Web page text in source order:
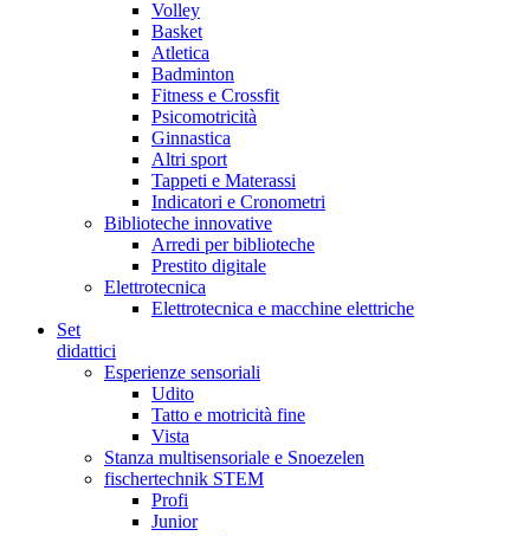
Volley
Basket
Atletica
Badminton
Fitness e Crossfit
Psicomotricità
Ginnastica
Altri sport
Tappeti e Materassi
Indicatori e Cronometri
Biblioteche innovative
Arredi per biblioteche
Prestito digitale
Elettrotecnica
Elettrotecnica e macchine elettriche
Set
didattici
Esperienze sensoriali
Udito
Tatto e motricità fine
Vista
Stanza multisensoriale e Snoezelen
fischertechnik STEM
Profi
Junior